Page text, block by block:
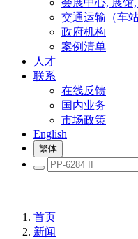
会展中心, 展馆
交通运输（车
政府机构
案例清单
人才
联系
在线反馈
国内业务
市场政策
English
繁体
首页
新闻